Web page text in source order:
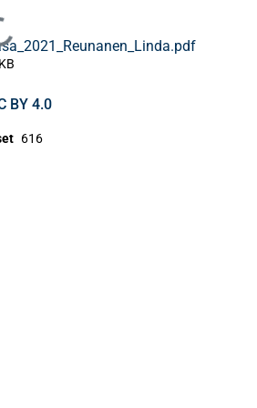
BY 4.0
616